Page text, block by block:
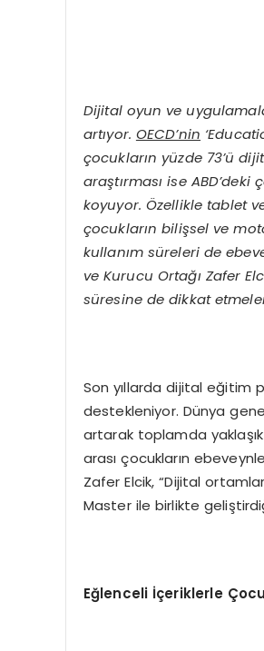
Dijital oyun ve
artıyor. OECD’nin
çocukların yüzde 73’ü
araştırması ise
koyuyor. Özellikle tablet
çocukların bilişsel ve
kullanım süreleri de
ve Kurucu Ortağı Zafer
süresine de dikkat
Son yıllarda dijital eğitim
destekleniyor. Dünya
artarak toplamda
arası çocukların
Zafer Elcik, “Dijital
Master ile birlikte
Eğlenceli İçeriklerle